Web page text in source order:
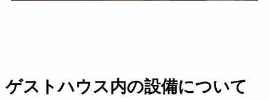
ゲストハウス内の設備について